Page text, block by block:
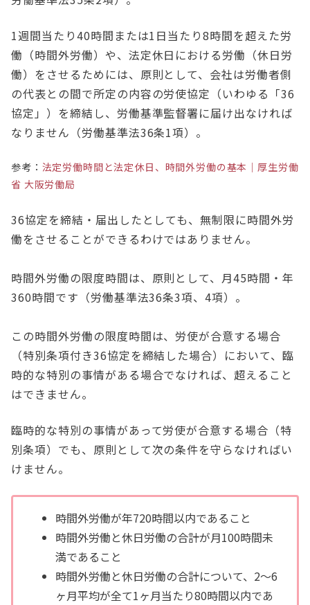
1週間当たり40時間または1日当たり8時間を超えた労
働（時間外労働）や、法定休日における労働（休日労
働）をさせるためには、原則として、会社は労働者側
の代表との間で所定の内容の労使協定（いわゆる「36
協定」）を締結し、労働基準監督署に届け出なければ
なりません（労働基準法36条1項）。
参考： 法定労働時間と法定休日、時間外労働の基本｜厚生労働
省 大阪労働局
36協定を締結・届出したとしても、無制限に時間外労
働をさせることができるわけではありません。
時間外労働の限度時間は、原則として、月45時間・年
360時間です（労働基準法36条3項、4項）。
この時間外労働の限度時間は、労使が合意する場合
（特別条項付き36協定を締結した場合）において、臨
時的な特別の事情がある場合でなければ、超えること
はできません。
臨時的な特別の事情があって労使が合意する場合（特
別条項）でも、原則として次の条件を守らなければい
けません。
時間外労働が年720時間以内であること
時間外労働と休日労働の合計が月100時間未
満であること
時間外労働と休日労働の合計について、2～6
ヶ月平均が全て1ヶ月当たり80時間以内であ